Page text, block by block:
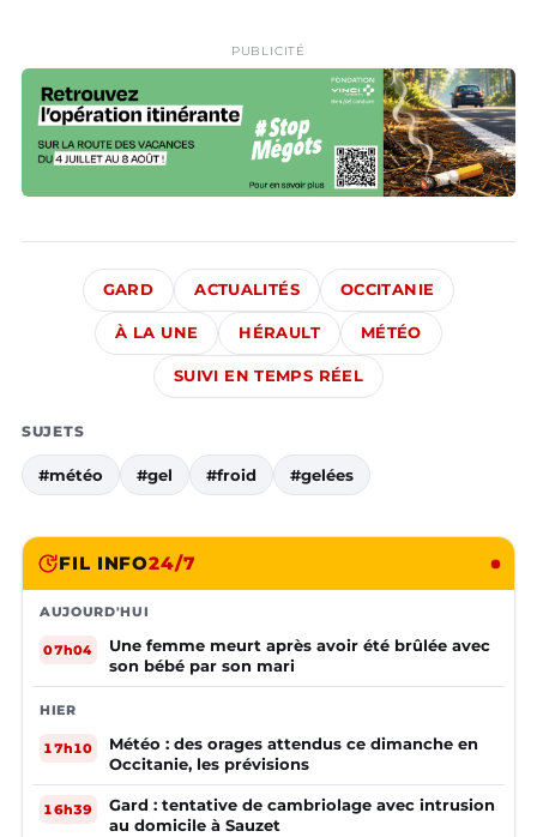
PUBLICITÉ
GARD ACTUALITÉS OCCITANIE
À LA UNE HÉRAULT MÉTÉO
SUIVI EN TEMPS RÉEL
SUJETS
#météo #gel #froid #gelées
FIL INFO24/7
AUJOURD'HUI
07h04
Une femme meurt après avoir été brûlée avec
son bébé par son mari
HIER
17h10
Météo : des orages attendus ce dimanche en
Occitanie, les prévisions
16h39
Gard : tentative de cambriolage avec intrusion
au domicile à Sauzet